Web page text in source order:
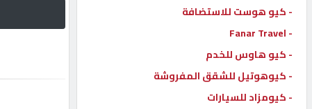
المنتدى
كيو
مزاد
- كيو هوست للاستضافة
- Fanar Travel
- كيو هاوس للخدم
- كيوهوتيل للشقق المفروشة
- كيومزاد للسيارات